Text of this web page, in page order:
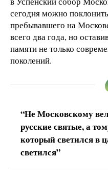
сегодня можно
пребывавшего на
всего два года, но
памяти не только
поколений.
“Не Московскому
русские святые, а
который светился в
светился”